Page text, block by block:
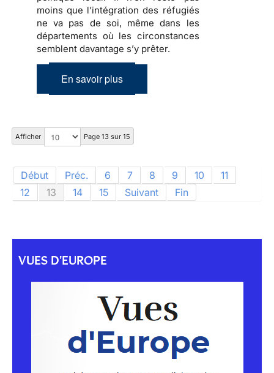
moins que l’intégration des réfugiés
ne va pas de soi, même dans les
départements où les circonstances
semblent davantage s’y prêter.
En savoir plus
Afficher Page 13 sur 15
Début Préc. 6 7 8 9 10
11
12
13 14 15 Suivant Fin
VUES D'EUROPE